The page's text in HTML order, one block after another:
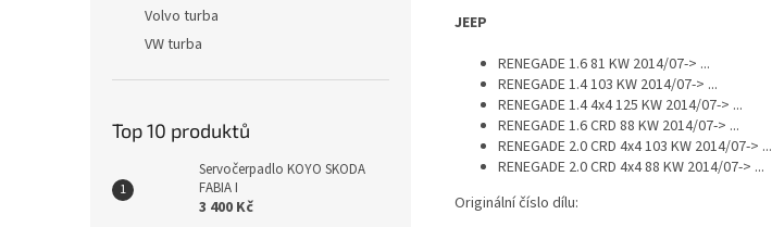
Volvo turba
VW turba
Top 10 produktů
Servočerpadlo KOYO SKODA
FABIA I
3 400 Kč
JEEP
RENEGADE 1.6 81 KW 2014/07-> ...
RENEGADE 1.4 103 KW 2014/07-> ...
RENEGADE 1.4 4x4 125 KW 2014/07-> ...
RENEGADE 1.6 CRD 88 KW 2014/07-> ...
RENEGADE 2.0 CRD 4x4 103 KW 2014/07-> ...
RENEGADE 2.0 CRD 4x4 88 KW 2014/07-> ...
Originální číslo dílu: